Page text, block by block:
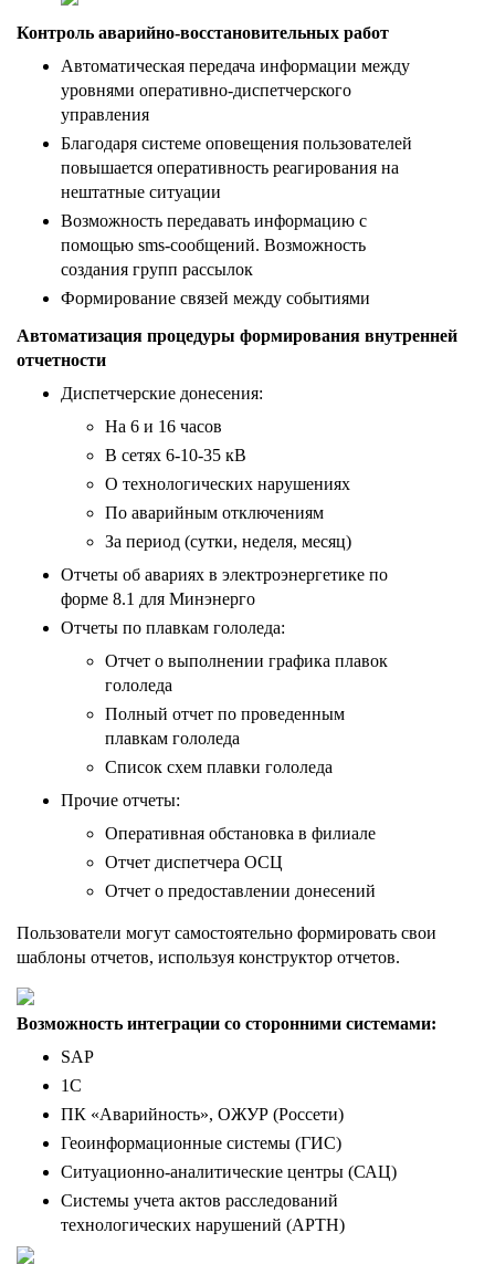
Контроль аварийно-восстановительных работ
Автоматическая передача информации между
уровнями оперативно-диспетчерского
управления
Благодаря системе оповещения пользователей
повышается оперативность реагирования на
нештатные ситуации
Возможность передавать информацию с
помощью sms-сообщений. Возможность
создания групп рассылок
Формирование связей между событиями
Автоматизация процедуры формирования внутренней
отчетности
Диспетчерские донесения:
На 6 и 16 часов
В сетях 6-10-35 кВ
О технологических нарушениях
По аварийным отключениям
За период (сутки, неделя, месяц)
Отчеты об авариях в электроэнергетике по
форме 8.1 для Минэнерго
Отчеты по плавкам гололеда:
Отчет о выполнении графика плавок
гололеда
Полный отчет по проведенным
плавкам гололеда
Список схем плавки гололеда
Прочие отчеты:
Оперативная обстановка в филиале
Отчет диспетчера ОСЦ
Отчет о предоставлении донесений
Пользователи могут самостоятельно формировать свои
шаблоны отчетов, используя конструктор отчетов.
Возможность интеграции со сторонними системами:
SAP
1С
ПК «Аварийность», ОЖУР (Россети)
Геоинформационные системы (ГИС)
Ситуационно-аналитические центры (САЦ)
Системы учета актов расследований
технологических нарушений (АРТН)